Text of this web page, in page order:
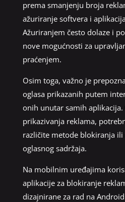
prema smanjenju broja
ažuriranje softvera i
Ažuriranjem često dolaze i
nove mogućnosti za
praćenjem.
Osim toga, važno je
oglasa prikazanih putem
onih unutar samih
prikazivanja reklama,
različite metode blokiranja ili
oglasnog sadržaja.
Na mobilnim uređajima
aplikacije za blokiranje
dizajnirane za rad na